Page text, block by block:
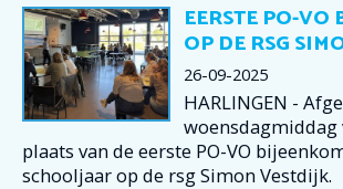
EERSTE PO-VO
OP DE RSG
26-09-2025
HARLINGEN -
woensdagmiddag
plaats van de eerste PO-VO
schooljaar op de rsg Simon Vestdijk.